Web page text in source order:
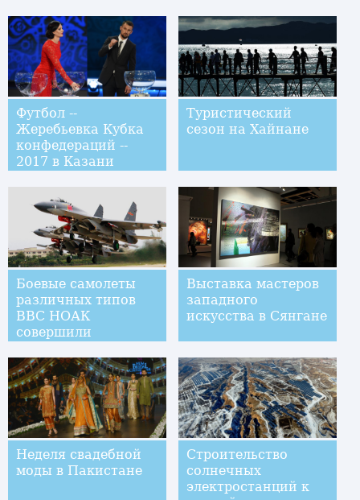
Футбол --
Жеребьевка Кубка
конфедераций --
2017 в Казани
Туристический
сезон на Хайнане
Боевые самолеты
различных типов
ВВС НОАК
совершили
перелет через
проливы Баши и
Мияко
Выставка мастеров
западного
искусства в Сянгане
Неделя свадебной
моды в Пакистане
Строительство
солнечных
электростанций к